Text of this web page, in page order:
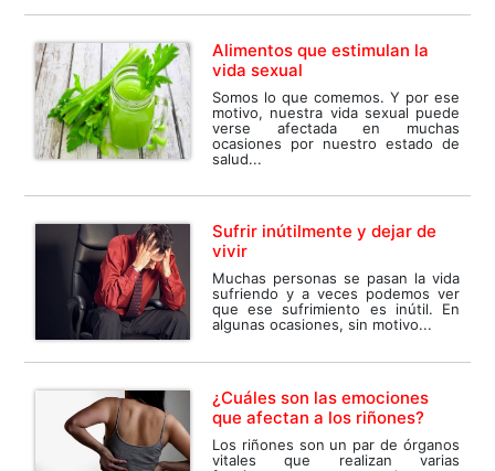
Alimentos que estimulan la
vida sexual
Somos lo que comemos. Y por ese
motivo, nuestra vida sexual puede
verse afectada en muchas
ocasiones por nuestro estado de
salud...
Sufrir inútilmente y dejar de
vivir
Muchas personas se pasan la vida
sufriendo y a veces podemos ver
que ese sufrimiento es inútil. En
algunas ocasiones, sin motivo...
¿Cuáles son las emociones
que afectan a los riñones?
Los riñones son un par de órganos
vitales que realizan varias